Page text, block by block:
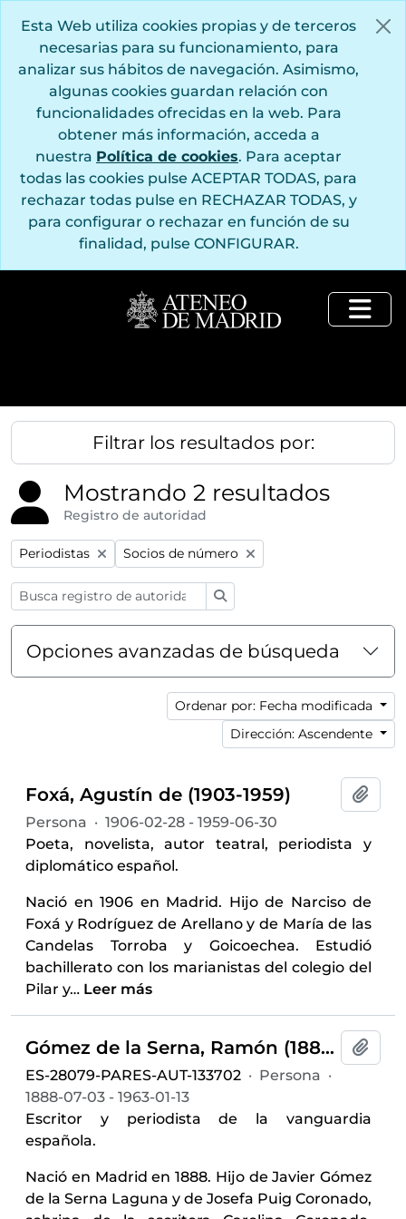
Esta Web utiliza cookies propias y de terceros
necesarias para su funcionamiento, para
analizar sus hábitos de navegación. Asimismo,
algunas cookies guardan relación con
funcionalidades ofrecidas en la web. Para
obtener más información, acceda a
nuestra Política de cookies. Para aceptar
todas las cookies pulse ACEPTAR TODAS, para
rechazar todas pulse en RECHAZAR TODAS, y
para configurar o rechazar en función de su
finalidad, pulse CONFIGURAR.
Filtrar los resultados por:
Mostrando 2 resultados
Registro de autoridad
Remove filter:
Periodistas Remove filter:
Socios de número
Opciones avanzadas de búsqueda
Ordenar por: Fecha modificada
Dirección: Ascendente
Foxá, Agustín de (1903-1959)
Persona · 1906-02-28 - 1959-06-30
Poeta, novelista, autor teatral, periodista y
diplomático español.
Nació en 1906 en Madrid. Hijo de Narciso de
Foxá y Rodríguez de Arellano y de María de las
Candelas Torroba y Goicoechea. Estudió
bachillerato con los marianistas del colegio del
Pilar y… Leer más
Gómez de la Serna, Ramón (1888-1963)
ES-28079-PARES-AUT-133702 · Persona ·
1888-07-03 - 1963-01-13
Escritor y periodista de la vanguardia
española.
Nació en Madrid en 1888. Hijo de Javier Gómez
de la Serna Laguna y de Josefa Puig Coronado,